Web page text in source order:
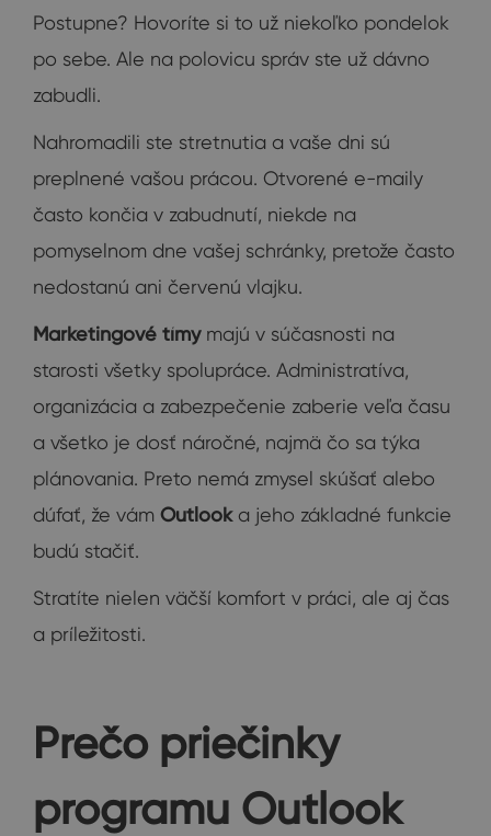
Postupne? Hovoríte si to už niekoľko pondelok
po sebe. Ale na polovicu správ ste už dávno
zabudli.
Nahromadili ste stretnutia a vaše dni sú
preplnené vašou prácou. Otvorené e-maily
často končia v zabudnutí, niekde na
pomyselnom dne vašej schránky, pretože často
nedostanú ani červenú vlajku.
Marketingové tímymajú v súčasnosti na
starosti všetky spolupráce. Administratíva,
organizácia a zabezpečenie zaberie veľa času
a všetko je dosť náročné, najmä čo sa týka
plánovania. Preto nemá zmysel skúšať alebo
dúfať, že vám Outlooka jeho základné funkcie
budú stačiť.
Stratíte nielen väčší komfort v práci, ale aj čas
a príležitosti.
Prečo priečinky
programu Outlook